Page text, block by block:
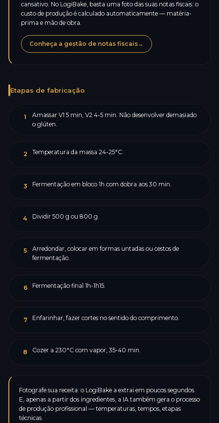
cansativo. No LogiBake, basta uma foto das suas notas fiscais: o
custo de produção é calculado automaticamente — matéria-
prima e mão de obra.
Conheça a gestão de notas fiscais→
Etapas de fabricação
1
Amassar V1 5 min, V2 4-5 min. Não desenvolver demasiado
o glúten.
2 Temperatura da massa 24-25°C.
3 Fermentação em bloco 1h com dobra aos 30 min.
4 Dividir 500 g ou 800 g.
5
Arredondar, colocar em formas untadas ou cestos de
fermentação.
6 Fermentação final 1h-1h15.
7 Enfarinhar, fazer cortes no sentido do comprimento.
8 Cozer a 230°C com vapor, 35-40 min.
Fotografe sua receita: o LogiBake a extrai em poucos segundos.
E, apenas a partir dos ingredientes, a IA também gera o processo
de produção profissional — temperaturas, tempos, etapas
técnicas.